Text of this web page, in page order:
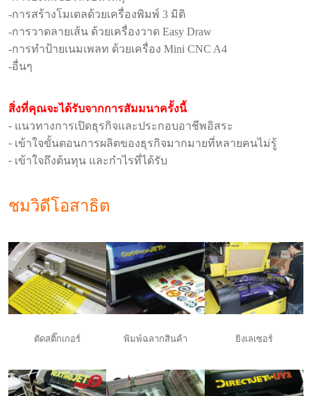
-การสร้างโมเดลด้วยเครื่องพิมพ์ 3 มิติ
-การวาดลายเส้น ด้วยเครื่องวาด Easy Draw
-การทำป้ายเนมเพลท ด้วยเครื่อง Mini CNC A4
-อื่นๆ
สิ่งที่คุณจะได้รับจากการสัมมนาครั้งนี้
- แนวทางการเปิดธุรกิจและประกอบอาชีพอิสระ
- เข้าใจขั้นตอนการผลิตของธุรกิจมากมายที่หลายคนไม่รู้
- เข้าใจถึงต้นทุน และกำไรที่ได้รับ
ชมวิดีโอสาธิต
ตัดสติ๊กเกอร์ พิมพ์ฉลากสินค้า ยิงเลเซอร์